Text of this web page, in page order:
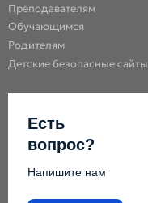
Преподавателям
Обучающимся
Родителям
Детские безопасные сайты
Есть
вопрос?
Напишите нам